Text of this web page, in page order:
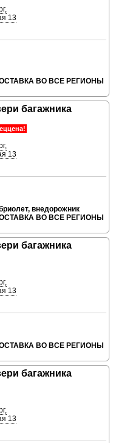
13
ВО ВСЕ РЕГИОНЫ
багажника
13
внедорожник
ВО ВСЕ РЕГИОНЫ
багажника
13
ВО ВСЕ РЕГИОНЫ
багажника
13